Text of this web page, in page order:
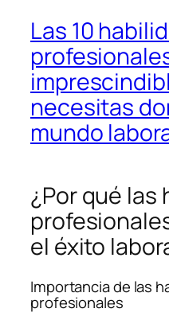
Las 10
necesitas
mundo
¿Por qué las
el éxito
Importancia de las
profesionales